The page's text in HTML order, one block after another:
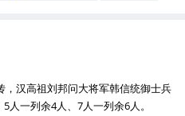
，汉高祖刘邦问大将军韩信统御士兵
人一列余4人、7人一列余6人。